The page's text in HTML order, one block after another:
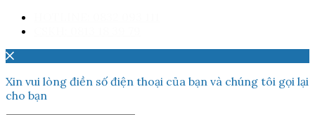
Xin vui lòng điền số điện thoại của bạn và chúng tôi gọi lại
cho bạn